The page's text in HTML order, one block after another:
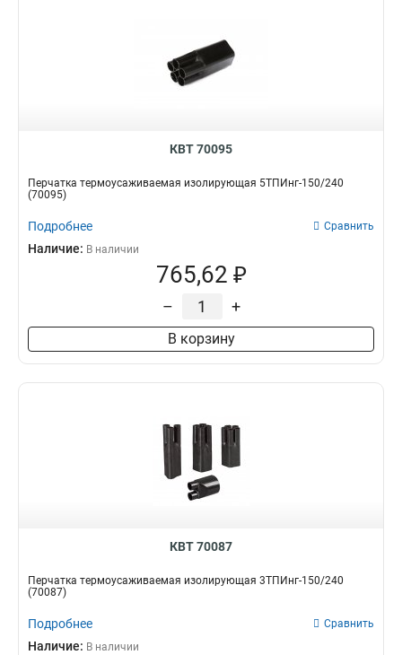
КВТ 70095
Перчатка термоусаживаемая изолирующая 5ТПИнг-150/240
(70095)
Подробнее Сравнить
Наличие: В наличии
765,62 ₽
– +
В корзину
КВТ 70087
Перчатка термоусаживаемая изолирующая 3ТПИнг-150/240
(70087)
Подробнее Сравнить
Наличие: В наличии